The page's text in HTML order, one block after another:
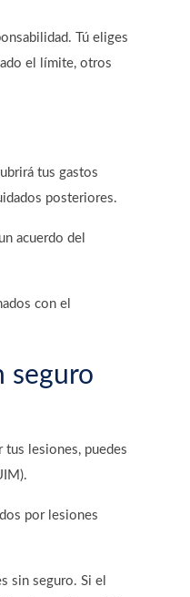
Tú eliges
el límite, otros
tus gastos
posteriores.
acuerdo del
con el
seguro
tus lesiones, puedes
por lesiones
sin seguro. Si el